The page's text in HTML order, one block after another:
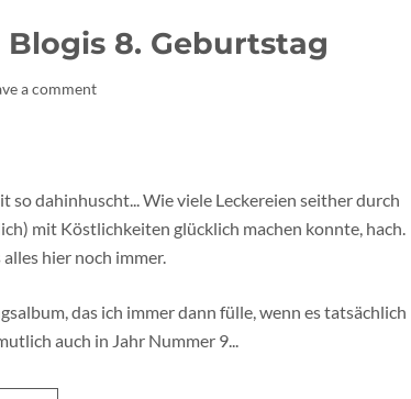
8. Geburtstag
a comment
so dahinhuscht... Wie viele Leckereien seither durch
mit Köstlichkeiten glücklich machen konnte, hach.
hier noch immer.
das ich immer dann fülle, wenn es tatsächlich
auch in Jahr Nummer 9...